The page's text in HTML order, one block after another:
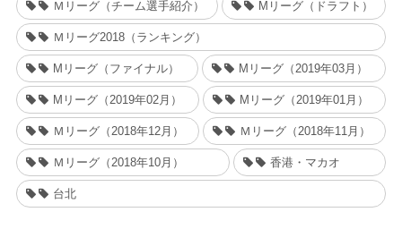
Ｍリーグ（チーム選手紹介） Mリーグ（ドラフト）
Ｍリーグ2018（ランキング）
Mリーグ（ファイナル） Mリーグ（2019年03月）
Mリーグ（2019年02月） Mリーグ（2019年01月）
Ｍリーグ（2018年12月） Ｍリーグ（2018年11月）
Ｍリーグ（2018年10月） 香港・マカオ
台北